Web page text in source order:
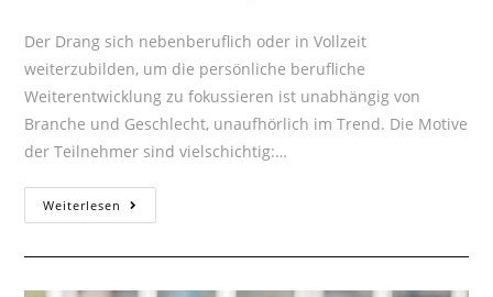
Der Drang sich nebenberuflich oder in Vollzeit
weiterzubilden, um die persönliche berufliche
Weiterentwicklung zu fokussieren ist unabhängig von
Branche und Geschlecht, unaufhörlich im Trend. Die Motive
der Teilnehmer sind vielschichtig:…
Weiterlesen
&
BWL